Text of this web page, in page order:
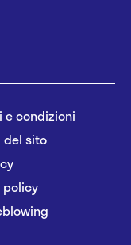
e condizioni
del sito
policy